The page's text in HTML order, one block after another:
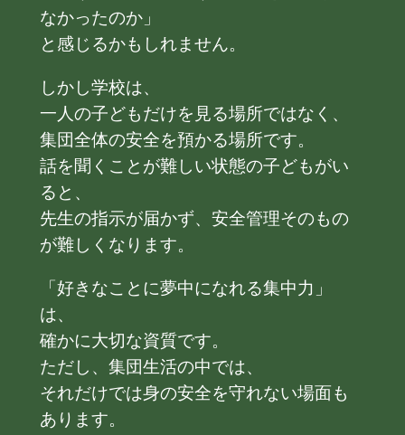
なかったのか」
と感じるかもしれません。
しかし学校は、
一人の子どもだけを見る場所ではなく、
集団全体の安全を預かる場所です。
話を聞くことが難しい状態の子どもがい
ると、
先生の指示が届かず、安全管理そのもの
が難しくなります。
「好きなことに夢中になれる集中力」
は、
確かに大切な資質です。
ただし、集団生活の中では、
それだけでは身の安全を守れない場面も
あります。